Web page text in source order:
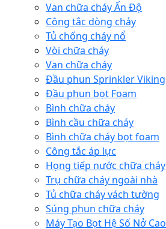
Van chữa cháy Ấn Độ
Công tắc dòng chảy
Tủ chống cháy nổ
Vòi chữa cháy
Van chữa cháy
Đầu phun Sprinkler Viking
Đầu phun bọt Foam
Bình chữa cháy
Bình cầu chữa cháy
Bình chữa cháy bọt foam
Công tắc áp lực
Họng tiếp nước chữa cháy
Trụ chữa cháy ngoài nhà
Tủ chữa cháy vách tường
Súng phun chữa cháy
Máy Tạo Bọt Hệ Số Nở Cao